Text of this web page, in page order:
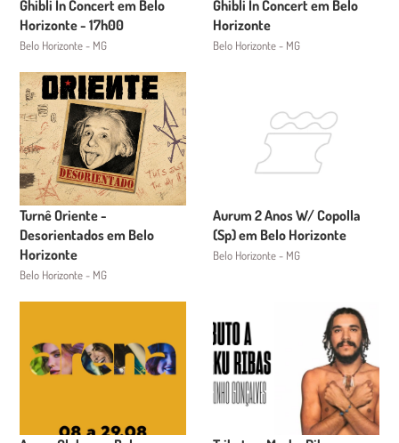
Ghibli In Concert em Belo
Horizonte - 17h00
Belo Horizonte - MG
Ghibli In Concert em Belo
Horizonte
Belo Horizonte - MG
Turnê Oriente -
Desorientados em Belo
Horizonte
Belo Horizonte - MG
Aurum 2 Anos W/ Copolla
(Sp) em Belo Horizonte
Belo Horizonte - MG